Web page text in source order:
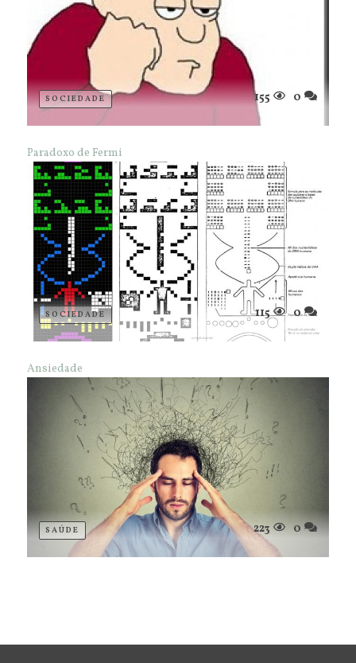
SOCIEDADE 155 0
Paradoxo de Fermi
SOCIEDADE 115 0
Ansiedade
SAÚDE 223 0